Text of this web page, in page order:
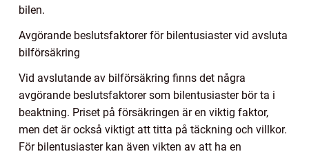
bilen.
Avgörande beslutsfaktorer för bilentusiaster vid avsluta
bilförsäkring
Vid avslutande av bilförsäkring finns det några
avgörande beslutsfaktorer som bilentusiaster bör ta i
beaktning. Priset på försäkringen är en viktig faktor,
men det är också viktigt att titta på täckning och villkor.
För bilentusiaster kan även vikten av att ha en